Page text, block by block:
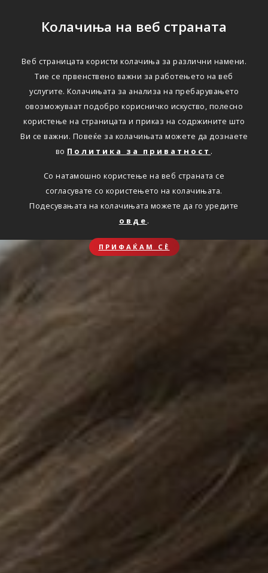
Колачиња на веб страната
Веб страницата користи колачиња за различни намени.
Тие се првенствено важни за работењето на веб
услугите. Колачињата за анализа на пребарувањето
овозможуваат подобро корисничко искуство, полесно
користење на страницата и приказ на содржините што
Ви се важни. Повеќе за колачињата можете да дознаете
во Политика за приватност .
Со натамошно користење на веб страната се
согласувате со користењето на колачињата.
Подесувањата на колачињата можете да го уредите
овде .
ПРИФАЌАМ СЀ